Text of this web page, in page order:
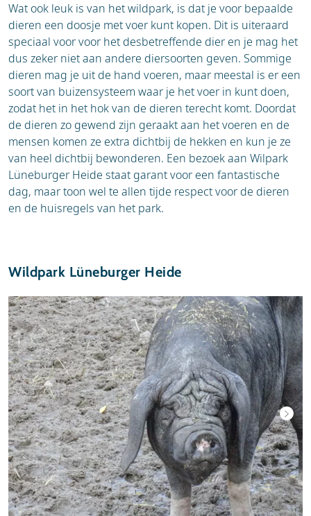
Wat ook leuk is van het wildpark, is dat je voor bepaalde
dieren een doosje met voer kunt kopen. Dit is uiteraard
speciaal voor voor het desbetreffende dier en je mag het
dus zeker niet aan andere diersoorten geven. Sommige
dieren mag je uit de hand voeren, maar meestal is er een
soort van buizensysteem waar je het voer in kunt doen,
zodat het in het hok van de dieren terecht komt. Doordat
de dieren zo gewend zijn geraakt aan het voeren en de
mensen komen ze extra dichtbij de hekken en kun je ze
van heel dichtbij bewonderen. Een bezoek aan Wilpark
Lüneburger Heide staat garant voor een fantastische
dag, maar toon wel te allen tijde respect voor de dieren
en de huisregels van het park.
Wildpark Lüneburger Heide